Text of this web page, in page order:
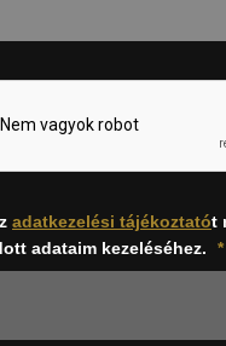
adatkezelési tájékoztatót
adataim kezeléséhez.
*